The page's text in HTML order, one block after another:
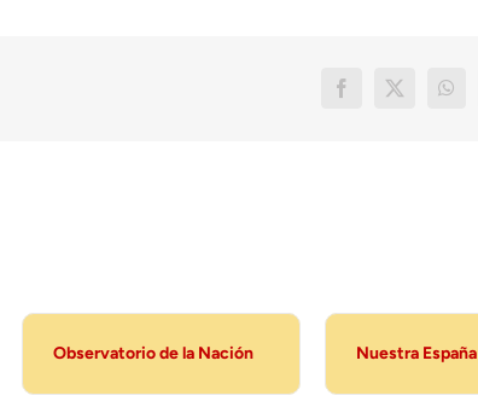
Observatorio de la Nación Nuestra España